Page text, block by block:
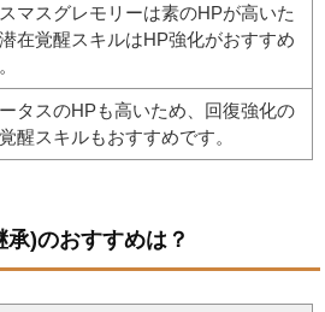
マスグレモリーは素のHPが高いた
在覚醒スキルはHP強化がおすすめ
タスのHPも高いため、回復強化の
醒スキルもおすすめです。
)のおすすめは？